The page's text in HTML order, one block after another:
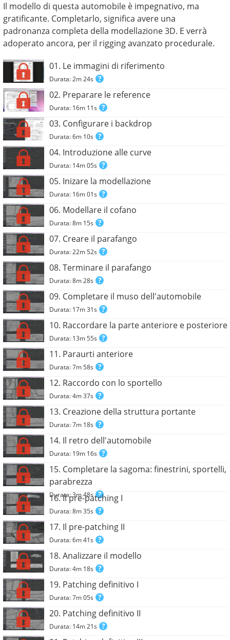
Il modello di questa automobile è impegnativo, ma
gratificante. Completarlo, significa avere una
padronanza completa della modellazione 3D. E verrà
adoperato ancora, per il rigging avanzato procedurale.
01. Le immagini di riferimento
Durata: 2m 24s
02. Preparare le reference
Durata: 16m 11s
03. Configurare i backdrop
Durata: 6m 10s
04. Introduzione alle curve
Durata: 14m 05s
05. Inizare la modellazione
Durata: 16m 01s
06. Modellare il cofano
Durata: 8m 15s
07. Creare il parafango
Durata: 22m 52s
08. Terminare il parafango
Durata: 8m 28s
09. Completare il muso dell'automobile
Durata: 17m 31s
10. Raccordare la parte anteriore e posteriore
Durata: 13m 55s
11. Paraurti anteriore
Durata: 7m 58s
12. Raccordo con lo sportello
Durata: 4m 37s
13. Creazione della struttura portante
Durata: 7m 18s
14. Il retro dell'automobile
Durata: 19m 16s
15. Completare la sagoma: finestrini, sportelli,
parabrezza
Durata: 3m 48s
16. Il pre-patching I
Durata: 8m 35s
17. Il pre-patching II
Durata: 6m 41s
18. Analizzare il modello
Durata: 4m 18s
19. Patching definitivo I
Durata: 7m 05s
20. Patching definitivo II
Durata: 14m 21s